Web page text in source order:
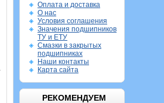
Оплата и доставка
О нас
Условия соглашения
Значения подшипников
ТУ и ЕТУ
Смазки в закрытых
подшипниках
Наши контакты
Карта сайта
РЕКОМЕНДУЕМ